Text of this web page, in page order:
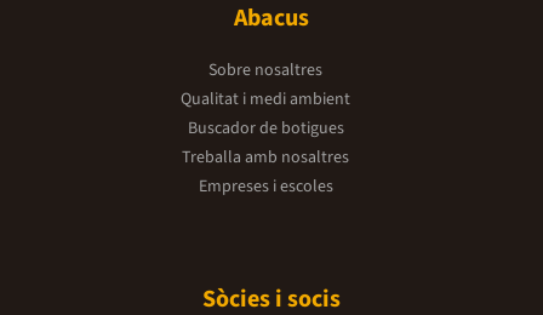
Abacus
Sobre nosaltres
Qualitat i medi ambient
Buscador de botigues
Treballa amb nosaltres
Empreses i escoles
Sòcies i socis